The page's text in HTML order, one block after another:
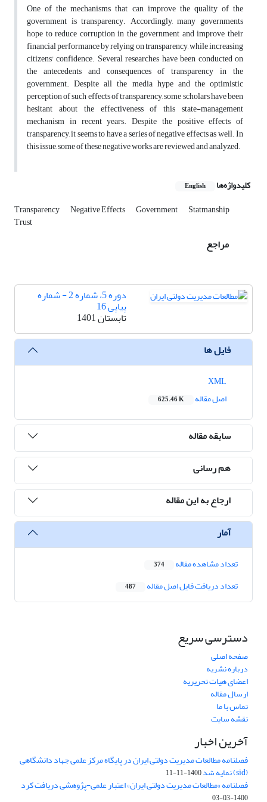
One of the mechanisms that can improve the quality of the
government is transparency. Accordingly, many governments
hope to reduce corruption in the government and improve their
financial performance by relying on transparency, while increasing
citizens' confidence. Several researches have been conducted on
the antecedents and consequences of transparency in the
government. Despite all the media hype and the optimistic
perception of such effects of transparency, some scholars have been
hesitant about the effectiveness of this state-management
mechanism in recent years. Despite the positive effects of
transparency, it seems to have a series of negative effects as well. In
this issue, some of these negative works are reviewed and analyzed.
کلیدواژه‌ها English
Transparency Negative Effects Government Statmanship
Trust
مراجع
دوره 5، شماره 2 - شماره
پیاپی 16
تابستان 1401
فایل ها
اصل مقاله
625.46 K
سابقه مقاله
هم رسانی
ارجاع به این مقاله
آمار
تعداد مشاهده مقاله 374
تعداد دریافت فایل اصل مقاله 487
دسترسی سریع
صفحه اصلی
درباره نشریه
اعضای هیات تحریریه
ارسال مقاله
تماس با ما
نقشه سایت
آخرین اخبار
فصلنامه مطالعات مدیریت دولتی ایران در پایگاه مرکز علمی جهاد دانشگاهی
(sid) نمایه شد 1400-11-11
فصلنامه «مطالعات مدیریت دولتی ایران» اعتبار علمی-پژوهشی دریافت کرد
1400-03-03